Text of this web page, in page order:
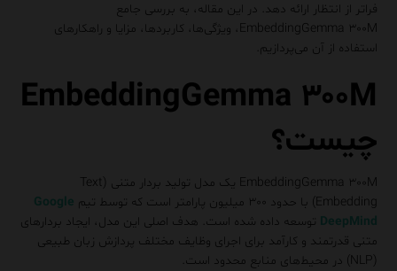
فراتر از انتظار ارائه دهد. در این مقاله، به بررسی جامع
EmbeddingGemma ۳۰۰M، ویژگی‌ها، کاربردها، مزایا و راهکارهای
استفاده از آن می‌پردازیم.
EmbeddingGemma ۳۰۰M
چیست؟
EmbeddingGemma ۳۰۰M یک مدل تولید بردار متنی (Text
Embedding) با حدود ۳۰۰ میلیون پارامتر است که توسط تیم
Google
DeepMind توسعه داده شده است. هدف اصلی این مدل، ایجاد بردارهای
متنی قدرتمند و کارآمد برای اجرای وظایف مختلف پردازش زبان طبیعی
(NLP) در محیط‌های منابع محدود است.